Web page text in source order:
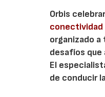
Orbis
conectividad
organizado
desafíos
El
de conducir